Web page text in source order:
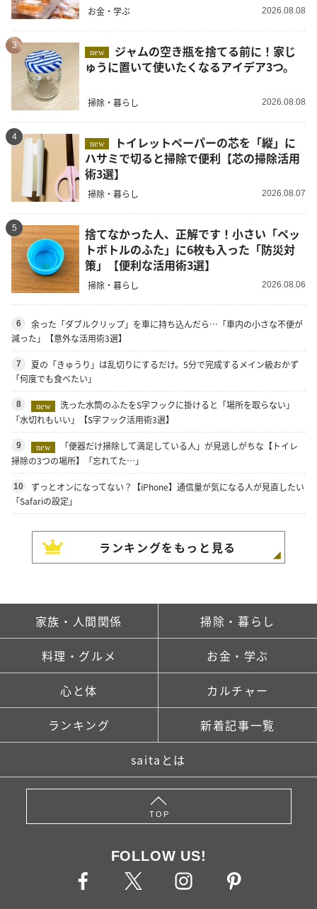
お金・学ぶ 2026.08.08
3
new
ゅうに置いて使いたくなるアイデア3つ。
掃除・暮らし 2026.08.08
4
new
ハサミで切ると掃除で便利【芯の掃除活用
術3選】
掃除・暮らし 2026.08.07
5
捨てなかった人、正解です！小さい「ペッ
トボトルのふた」に6枚も入った「防災対
策」【便利な活用術3選】
掃除・暮らし 2026.08.06
6
余った「ダブルクリップ」を車に持ち込んだら…「車内の小さな不便が
減った」【意外な活用術3選】
7
夏の「きゅうり」は乱切りにするだけ。5分で完成するメイン級おかず
「何度でも食べたい」
8 new
洗った水筒のふたをS字フックに掛けると「場所を取らない」
「水切れもいい」【S字フック活用術3選】
9 new
「便器だけ掃除して満足している人」が見逃しがちな【トイレ
掃除の3つの場所】「忘れてた…」
10
ずっとオンになってない？【iPhone】通信量が気になる人が見直したい
「Safariの設定」
ランキングをもっと見る
家族・人間関係 掃除・暮らし
料理・グルメ お金・学ぶ
心と体 カルチャー
ランキング 新着記事一覧
saitaとは
TOP
FOLLOW US!